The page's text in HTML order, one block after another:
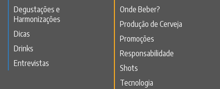
Degustações e
Harmonizações
Dicas
Drinks
Entrevistas
Onde Beber?
Produção de Cerveja
Promoções
Responsabilidade
Shots
Tecnologia